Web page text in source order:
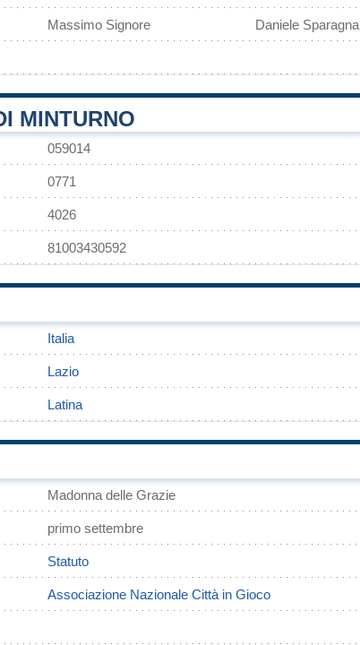
Massimo Signore Daniele Sparagna
MINTURNO
059014
0771
4026
81003430592
Italia
Lazio
Latina
Madonna delle Grazie
primo settembre
Statuto
Associazione Nazionale Città in Gioco